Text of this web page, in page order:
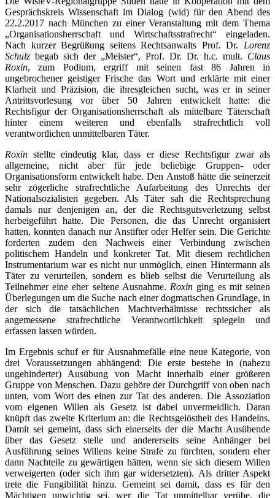
Gesprächskreis Wissenschaft im Dialog (wid) für den Abend des
22.2.2017 nach München zu einer Veranstaltung mit dem Thema
„Organisationsherrschaft und Wirtschaftsstrafrecht“ eingeladen.
Nach kurzer Begrüßung seitens Rechtsanwalts Prof. Dr. Lorenz
Schulz begab sich der „Meister“, Prof. Dr. Dr. h.c. mult. Claus
Roxin, zum Podium, ergriff mit seinen fast 86 Jahren in
ungebrochener geistiger Frische das Wort und erklärte mit einer
Klarheit und Präzision, die ihresgleichen sucht, was er in seiner
Antrittsvorlesung vor über 50 Jahren entwickelt hatte: die
Rechtsfigur der Organisationsherrschaft als mittelbare Täterschaft
hinter einem weiteren und ebenfalls strafrechtlich voll
verantwortlichen unmittelbaren Täter.
Roxin stellte eindeutig klar, dass er diese Rechtsfigur zwar als
allgemeine, nicht aber für jede beliebige Gruppen- oder
Organisationsform entwickelt habe. Den Anstoß hätte die seinerzeit
sehr zögerliche strafrechtliche Aufarbeitung des Unrechts der
Nationalsozialisten gegeben. Als Täter sah die Rechtsprechung
damals nur denjenigen an, der die Rechtsgutsverletzung selbst
herbeigeführt hatte. Die Personen, die das Unrecht organisiert
hatten, konnten danach nur Anstifter oder Helfer sein. Die Gerichte
forderten zudem den Nachweis einer Verbindung zwischen
politischem Handeln und konkreter Tat. Mit diesem rechtlichen
Instrumentarium war es nicht nur unmöglich, einen Hintermann als
Täter zu verurteilen, sondern es blieb selbst die Verurteilung als
Teilnehmer eine eher seltene Ausnahme. Roxin ging es mit seinen
Überlegungen um die Suche nach einer dogmatischen Grundlage, in
der sich die tatsächlichen Machtverhältnisse rechtssicher als
angemessene strafrechtliche Verantwortlichkeit spiegeln und
erfassen lassen würden.
Im Ergebnis schuf er für Ausnahmefälle eine neue Kategorie, von
drei Voraussetzungen abhängend: Die erste bestehe in (nahezu
ungehinderter) Ausübung von Macht innerhalb einer größeren
Gruppe von Menschen. Dazu gehöre der Durchgriff von oben nach
unten, vom Wort des einen zur Tat des anderen. Die Assoziation
vom eigenen Willen als Gesetz ist dabei unvermeidlich. Daran
knüpft das zweite Kriterium an: die Rechtsgelöstheit des Handelns.
Damit sei gemeint, dass sich einerseits der die Macht Ausübende
über das Gesetz stelle und andererseits seine Anhänger bei
Ausführung seines Willens keine Strafe zu fürchten, sondern eher
dann Nachteile zu gewärtigen hätten, wenn sie sich diesem Willen
verweigerten (oder sich ihm gar widersetzten). Als dritter Aspekt
trete die Fungibilität hinzu. Gemeint sei damit, dass es für den
Mächtigen unwichtig sei, wer die Tat unmittelbar verübe, die